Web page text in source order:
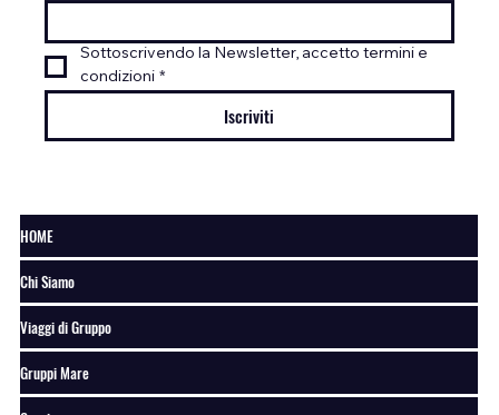
Sottoscrivendo la Newsletter, accetto termini e
condizioni *
Iscriviti
HOME
Chi Siamo
Viaggi di Gruppo
Gruppi Mare